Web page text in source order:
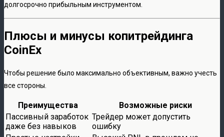
долгосрочно прибыльным инструментом.
Плюсы и минусы копитрейдинга
CoinEx
Чтобы решение было максимально объективным, важно учесть
все стороны.
Преимущества
Возможные риски
Пассивный заработок
даже без навыков
Трейдер может допустить
ошибку